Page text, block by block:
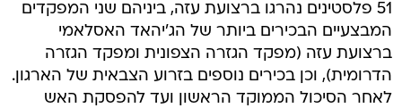
51 פלסטינים נהרגו ברצועת עזה, ביניהם שני המפקדים
המבצעיים הבכירים ביותר של הג'יהאד האסלאמי
ברצועת עזה (מפקד הגזרה הצפונית ומפקד הגזרה
הדרומית), וכן בכירים נוספים בזרוע הצבאית של הארגון.
לאחר הסיכול הממוקד הראשון ועד להפסקת האש